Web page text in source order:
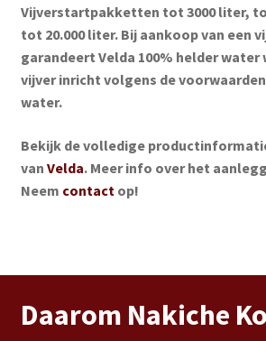
Vijverstartpakketten tot 3000 liter,
tot 20.000 liter. Bij aankoop van een
garandeert Velda 100% helder water
vijver inricht volgens de
water.
Bekijk de volledige
van Velda. Meer info over het
Neem contact op!
Daarom Nakiche